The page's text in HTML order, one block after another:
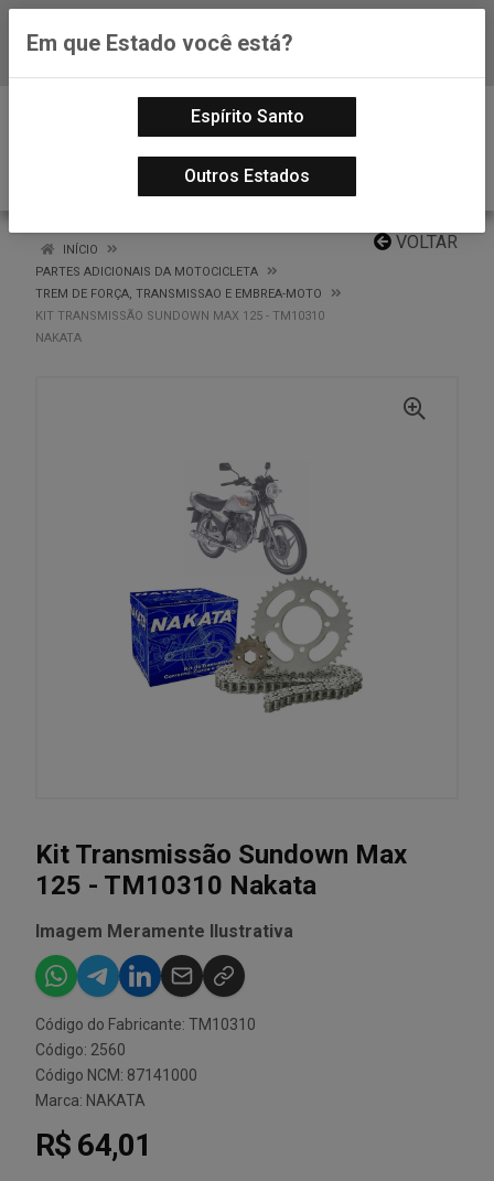
Baixe já nosso APP
VOLTAR
INÍCIO
PARTES ADICIONAIS DA MOTOCICLETA
TREM DE FORÇA, TRANSMISSAO E EMBREA-MOTO
KIT TRANSMISSÃO SUNDOWN MAX 125 - TM10310
NAKATA
Kit Transmissão Sundown Max
125 - TM10310 Nakata
Imagem Meramente Ilustrativa
Código do Fabricante: TM10310
Código: 2560
Código NCM: 87141000
Marca: NAKATA
R$ 64,01
Em que Estado você está?
Espírito Santo
Outros Estados